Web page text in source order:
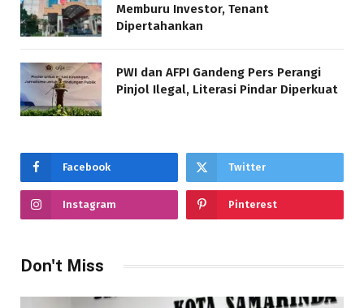
Memburu Investor, Tenant
Dipertahankan
PWI dan AFPI Gandeng Pers Perangi
Pinjol Ilegal, Literasi Pindar Diperkuat
Facebook Twitter
Instagram Pinterest
Don't Miss